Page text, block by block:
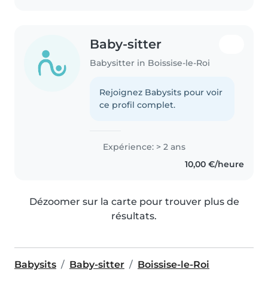
Baby-sitter
Babysitter in Boissise-le-Roi
Rejoignez Babysits pour voir
ce profil complet.
Expérience: > 2 ans
10,00 €/heure
Dézoomer sur la carte pour trouver plus de
résultats.
Babysits Baby-sitter Boissise-le-Roi